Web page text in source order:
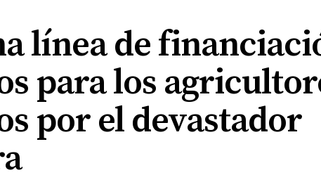
línea de
para los
por el devastador